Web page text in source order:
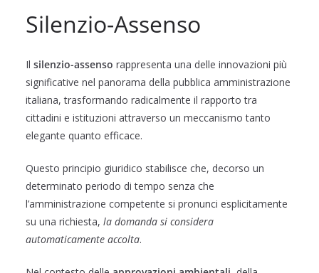
Silenzio-Assenso
Il silenzio-assenso rappresenta una delle innovazioni più
significative nel panorama della pubblica amministrazione
italiana, trasformando radicalmente il rapporto tra
cittadini e istituzioni attraverso un meccanismo tanto
elegante quanto efficace.
Questo principio giuridico stabilisce che, decorso un
determinato periodo di tempo senza che
l’amministrazione competente si pronunci esplicitamente
su una richiesta, la domanda si considera
automaticamente accolta.